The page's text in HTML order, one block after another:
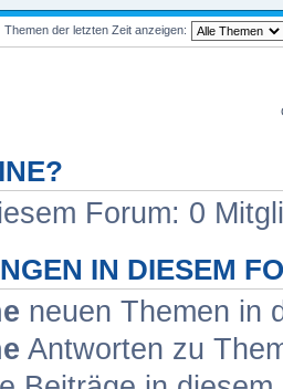
Themen der letzten Zeit anzeigen:
Forum: 0
IN DIESEM
neuen Themen in
Antworten zu